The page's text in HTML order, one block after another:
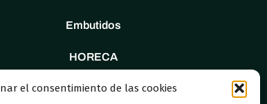
el consentimiento de las cookies
Embutidos
HORECA
Tienda